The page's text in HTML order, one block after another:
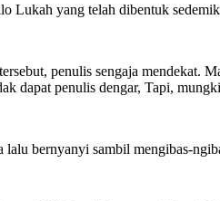
yang telah dibentuk
penulis sengaja mendekat.
dapat penulis dengar, Tapi,
bernyanyi sambil mengibas-